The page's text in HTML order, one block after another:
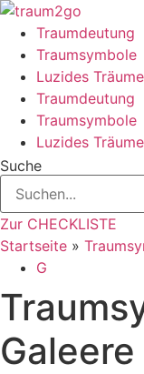
Zum
Inhalt
springen
Traumdeutung
Traumsymbole
Luzides
Traumdeutung
Traumsymbole
Luzides
Suche
Zur CHECKLISTE
Startseite »
G
Galeere